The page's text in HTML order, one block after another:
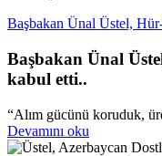
Başbakan Ünal Üstel,
Başbakan Ünal
kabul etti..
“Alım gücünü koruduk,
Devamını oku